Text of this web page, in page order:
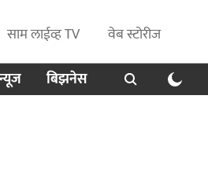
साम लाईव्ह TV
वेब स्टोरीज
बिझनेस